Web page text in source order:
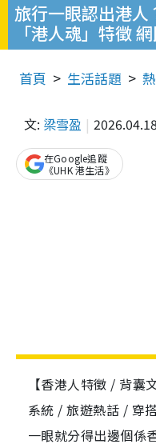
旅行一眼認出港
「港人魂」特徵
首頁 生活話題
文: 梁雪盈 2026.04.18
在Google追蹤
《UHK 港生活》
【香港人特徵 / 背
系統 / 旅遊熱話 / 穿
一眼就分得出邊個係